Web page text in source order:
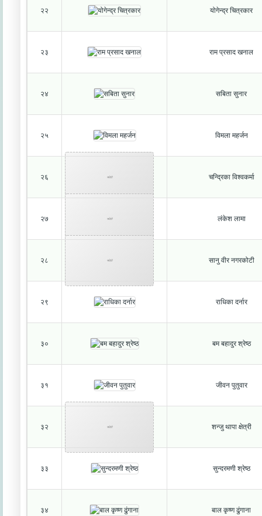
२२ योगेन्द्र चित्रकार
२३ राम प्रसाद खनाल
२४ सबिता सुनार
२५ विमला महर्जन
२६ फोटो चन्द्रिका विश्वकर्मा
२७ फोटो लंकेश लामा
२८ फोटो सानु वीर नगरकोटी
२९ राधिका दर्नार
३० बम बहादुर श्रेष्ठ
३१ जीवन पुतुवार
३२ फोटो शन्जु थापा क्षेत्री
३३ सुन्दरमणी श्रेष्ठ
३४ बाल कृष्ण ढुंगाना